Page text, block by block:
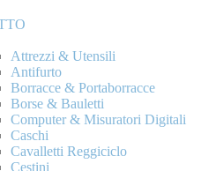
Attrezzi & Utensili
Antifurto
Borracce & Portaborracce
Borse & Bauletti
Computer & Misuratori Digitali
Caschi
Cavalletti Reggiciclo
Cestini